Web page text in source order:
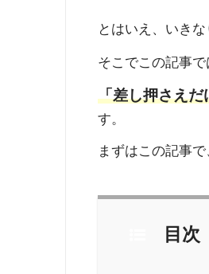
とはいえ、いき
そこでこの記事で
「差し押さえだ
す。
まずはこの記事
目次